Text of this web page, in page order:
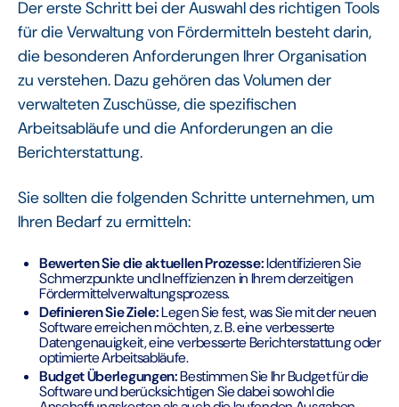
Der erste Schritt bei der Auswahl des richtigen Tools
für die Verwaltung von Fördermitteln besteht darin,
die besonderen Anforderungen Ihrer Organisation
zu verstehen. Dazu gehören das Volumen der
verwalteten Zuschüsse, die spezifischen
Arbeitsabläufe und die Anforderungen an die
Berichterstattung.
Sie sollten die folgenden Schritte unternehmen, um
Ihren Bedarf zu ermitteln:
Bewerten Sie die aktuellen Prozesse:Identifizieren Sie
Schmerzpunkte und Ineffizienzen in Ihrem derzeitigen
Fördermittelverwaltungsprozess.
Definieren Sie Ziele:Legen Sie fest, was Sie mit der neuen
Software erreichen möchten, z. B. eine verbesserte
Datengenauigkeit, eine verbesserte Berichterstattung oder
optimierte Arbeitsabläufe.
Budget Überlegungen:Bestimmen Sie Ihr Budget für die
Software und berücksichtigen Sie dabei sowohl die